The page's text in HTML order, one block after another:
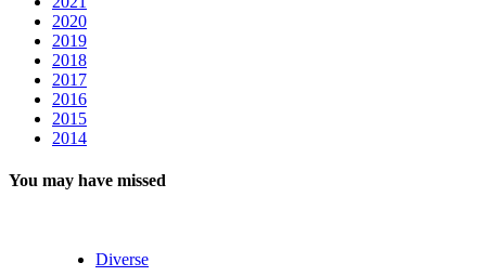
2020
2019
2018
2017
2016
2015
2014
You may have missed
Diverse